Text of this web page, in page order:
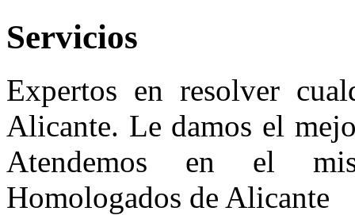
Servicios
Expertos en resolver
Alicante. Le damos el
Atendemos en el
Homologados de Alicante